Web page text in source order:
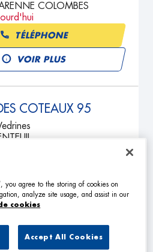
COLOMBES
TÉLÉPHONE
VOIR PLUS
COTEAUX 95
VOIR PLUS
you agree to the storing of cookies on
analyze site usage, and assist in our
cookies
Accept All Cookies